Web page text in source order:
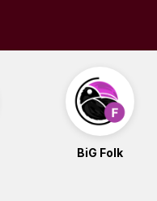
BiG Folk